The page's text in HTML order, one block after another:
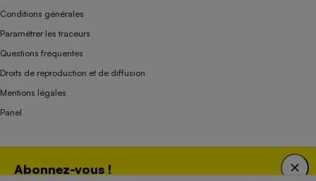
Abonnez-vous !
Conditions générales
Paramétrer les traceurs
Questions fréquentes
Droits de reproduction et de diffusion
Mentions légales
Panel
Association indépendante de l’État, des syndicats, des producteurs et des
distributeurs depuis 1951.